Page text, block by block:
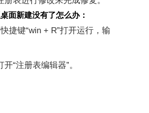
面新建没有了怎么办：
捷键“win + R”打开运行，输
“注册表编辑器”。